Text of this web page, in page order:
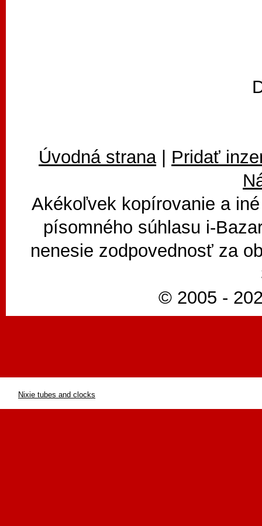
Úvodná strana| Pridať
Akékoľvek kopírovanie a
písomného súhlasu i-
nenesie zodpovednosť za
© 2005 -
Nixie tubes and clocks